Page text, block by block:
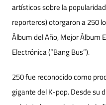
artísticos sobre la
reporteros) otorgaron a 250
Álbum del Año, Mejor Álbum
Electrónica (“Bang Bus”).
250 fue reconocido como
gigante del K-pop. Desde su